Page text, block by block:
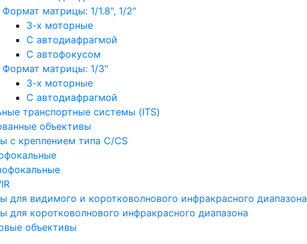
Формат матрицы: 1/1.8", 1/2"
3-х моторные
С автодиафрагмой
С автофокусом
Формат матрицы: 1/3"
3-х моторные
С автодиафрагмой
транспортные системы (ITS)
объективы
с креплением типа C/CS
для видимого и коротковолнового инфракрасного диапазона
для коротковолнового инфракрасного диапазона
объективы